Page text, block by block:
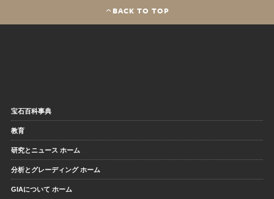
BACK TO TOP
宝石百科事典
教育
研究とニュース ホーム
分析とグレーディング ホーム
GIAについて ホーム